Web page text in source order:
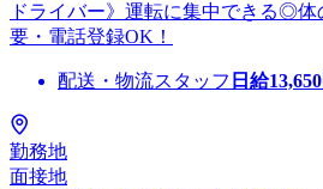
ドライバー》運転に集中できる◎
要・電話登録OK！
配送・物流スタッフ 日給13,650
勤務地
面接地